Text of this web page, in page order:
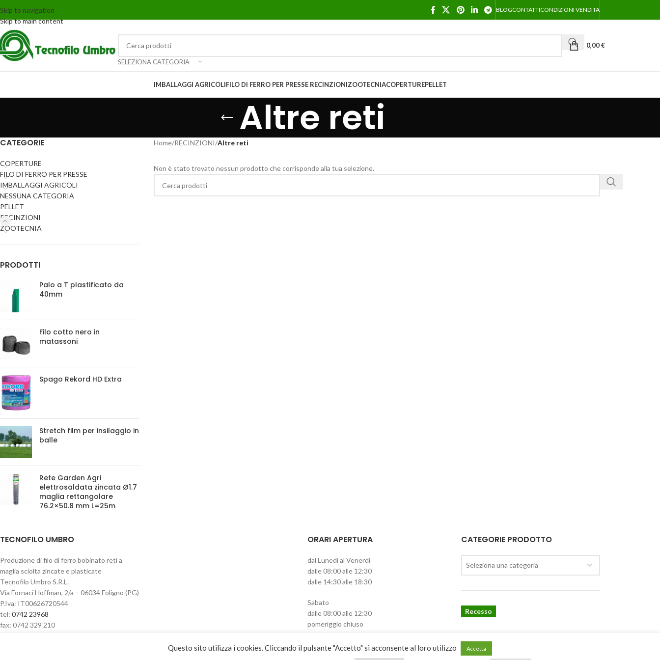
Skip to navigation
Skip to main content
BLOGCONTATTICONDIZIONI VENDITA
SELEZIONA CATEGORIA
0,00€
IMBALLAGGI AGRICOLIFILO DI FERRO PER PRESSE RECINZIONIZOOTECNIACOPERTUREPELLET
Altre reti
CATEGORIE
COPERTURE
FILO DI FERRO PER PRESSE
IMBALLAGGI AGRICOLI
NESSUNA CATEGORIA
PELLET
RECINZIONI
ZOOTECNIA
PRODOTTI
Palo a T plastificato da
40mm
Filo cotto nero in
matassoni
Spago Rekord HD Extra
Stretch film per insilaggio in
balle
Rete Garden Agri
elettrosaldata zincata Ø1.7
maglia rettangolare
76.2×50.8 mm L=25m
Home/RECINZIONI/Altre reti
Non è stato trovato nessun prodotto che corrisponde alla tua selezione.
TECNOFILO UMBRO
Produzione di filo di ferro bobinato reti a
maglia sciolta zincate e plasticate
Tecnofilo Umbro S.R.L.
Via Fornaci Hoffman, 2/a – 06034 Foligno (PG)
P.Iva: IT00626720544
tel: 0742 23968
fax: 0742 329 210
ORARI APERTURA
dal Lunedì al Venerdì
dalle 08:00 alle 12:30
dalle 14:30 alle 18:30
Sabato
dalle 08:00 alle 12:30
pomeriggio chiuso
CATEGORIE PRODOTTO
Seleziona una categoria
Recesso
Questo sito utilizza i cookies. Cliccando il pulsante "Accetto" si acconsente al loro utilizzo Accetta